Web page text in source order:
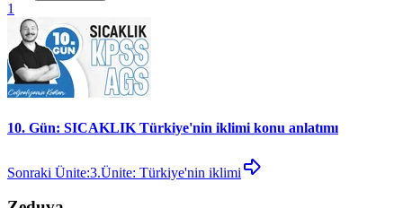
1
10. Gün: SICAKLIK Türkiye'nin iklimi konu anlatımı
Sonraki Ünite:3.Ünite: Türkiye'nin iklimi